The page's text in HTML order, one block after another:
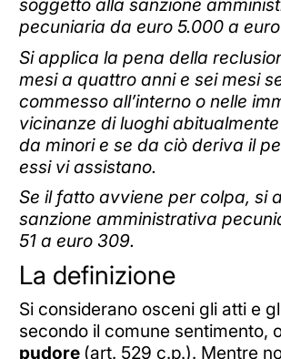
soggetto alla sanzione
pecuniaria da euro 5.000 a
Si applica la pena della
mesi a quattro anni e sei mesi
commesso all’interno o nelle
vicinanze di luoghi
da minori e se da ciò deriva il
essi vi assistano.
Se il fatto avviene per colpa, si
sanzione amministrativa
51 a euro 309.
La definizione
Si considerano osceni gli atti e
secondo il comune sentimento,
pudore (art. 529 c.p.). Mentre